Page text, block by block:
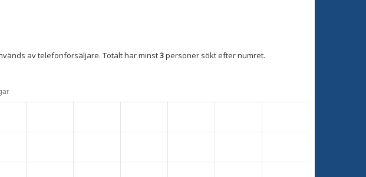
av telefonförsäljare. Totalt har minst3personer sökt efter numret.